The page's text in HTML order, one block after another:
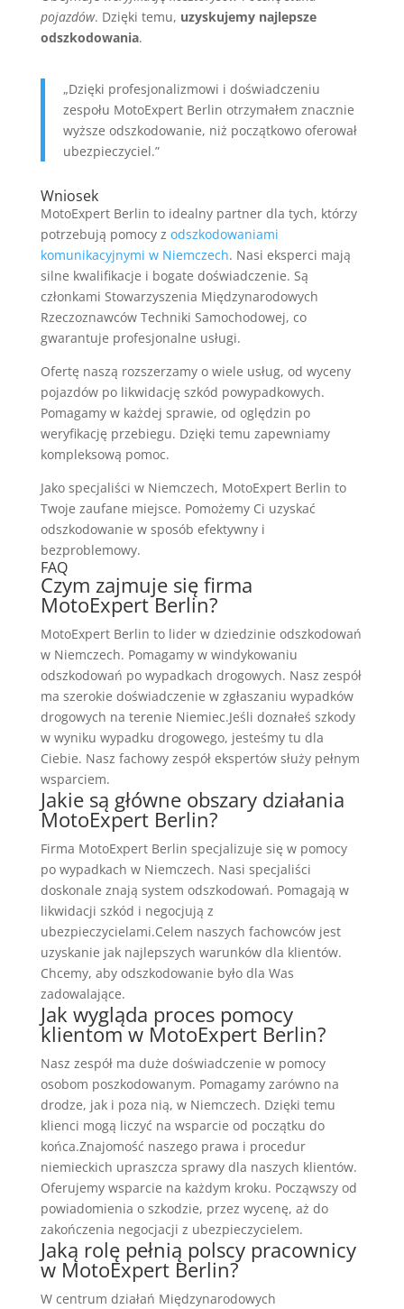
pojazdów. Dzięki temu, uzyskujemy najlepsze
odszkodowania.
„Dzięki profesjonalizmowi i doświadczeniu
zespołu MotoExpert Berlin otrzymałem znacznie
wyższe odszkodowanie, niż początkowo oferował
ubezpieczyciel.”
Wniosek
MotoExpert Berlin to idealny partner dla tych, którzy
potrzebują pomocy z odszkodowaniami
komunikacyjnymi w Niemczech. Nasi eksperci mają
silne kwalifikacje i bogate doświadczenie. Są
członkami Stowarzyszenia Międzynarodowych
Rzeczoznawców Techniki Samochodowej, co
gwarantuje profesjonalne usługi.
Ofertę naszą rozszerzamy o wiele usług, od wyceny
pojazdów po likwidację szkód powypadkowych.
Pomagamy w każdej sprawie, od oględzin po
weryfikację przebiegu. Dzięki temu zapewniamy
kompleksową pomoc.
Jako specjaliści w Niemczech, MotoExpert Berlin to
Twoje zaufane miejsce. Pomożemy Ci uzyskać
odszkodowanie w sposób efektywny i
bezproblemowy.
FAQ
Czym zajmuje się firma
MotoExpert Berlin?
MotoExpert Berlin to lider w dziedzinie odszkodowań
w Niemczech. Pomagamy w windykowaniu
odszkodowań po wypadkach drogowych. Nasz zespół
ma szerokie doświadczenie w zgłaszaniu wypadków
drogowych na terenie Niemiec.Jeśli doznałeś szkody
w wyniku wypadku drogowego, jesteśmy tu dla
Ciebie. Nasz fachowy zespół ekspertów służy pełnym
wsparciem.
Jakie są główne obszary działania
MotoExpert Berlin?
Firma MotoExpert Berlin specjalizuje się w pomocy
po wypadkach w Niemczech. Nasi specjaliści
doskonale znają system odszkodowań. Pomagają w
likwidacji szkód i negocjują z
ubezpieczycielami.Celem naszych fachowców jest
uzyskanie jak najlepszych warunków dla klientów.
Chcemy, aby odszkodowanie było dla Was
zadowalające.
Jak wygląda proces pomocy
klientom w MotoExpert Berlin?
Nasz zespół ma duże doświadczenie w pomocy
osobom poszkodowanym. Pomagamy zarówno na
drodze, jak i poza nią, w Niemczech. Dzięki temu
klienci mogą liczyć na wsparcie od początku do
końca.Znajomość naszego prawa i procedur
niemieckich upraszcza sprawy dla naszych klientów.
Oferujemy wsparcie na każdym kroku. Począwszy od
powiadomienia o szkodzie, przez wycenę, aż do
zakończenia negocjacji z ubezpieczycielem.
Jaką rolę pełnią polscy pracownicy
w MotoExpert Berlin?
W centrum działań Międzynarodowych